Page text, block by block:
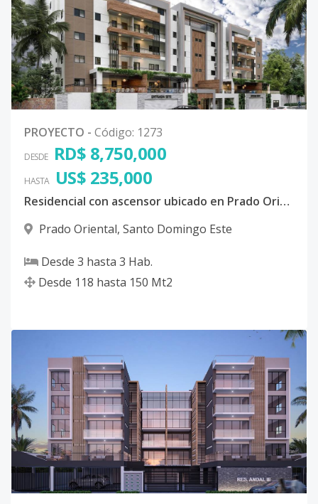
PROYECTO - Código: 1273
DESDE RD$ 8,750,000
HASTA US$ 235,000
Residencial con ascensor ubicado en Prado Oriental, San Isidro, santo domingo este
Prado Oriental, Santo Domingo Este
Desde 3 hasta 3 Hab.
Desde 118 hasta 150 Mt2